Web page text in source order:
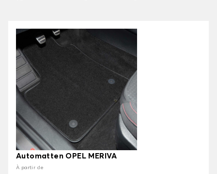
Automatten OPEL MERIVA
À partir de